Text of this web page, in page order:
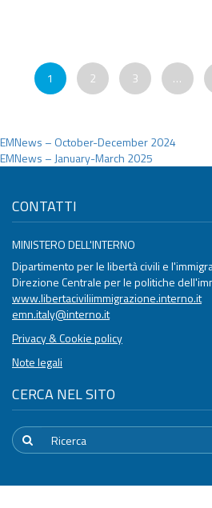
1 2 3 …
Navigazione
articoli
EMNews – October-December 2024
EMNews – January-March 2025
CONTATTI
MINISTERO DELL'INTERNO
Dipartimento per le libertà civili e
Direzione Centrale per le politiche
www.libertaciviliimmigrazione.interno.it
emn.italy@interno.it
Privacy & Cookie policy
Note legali
CERCA NEL SITO